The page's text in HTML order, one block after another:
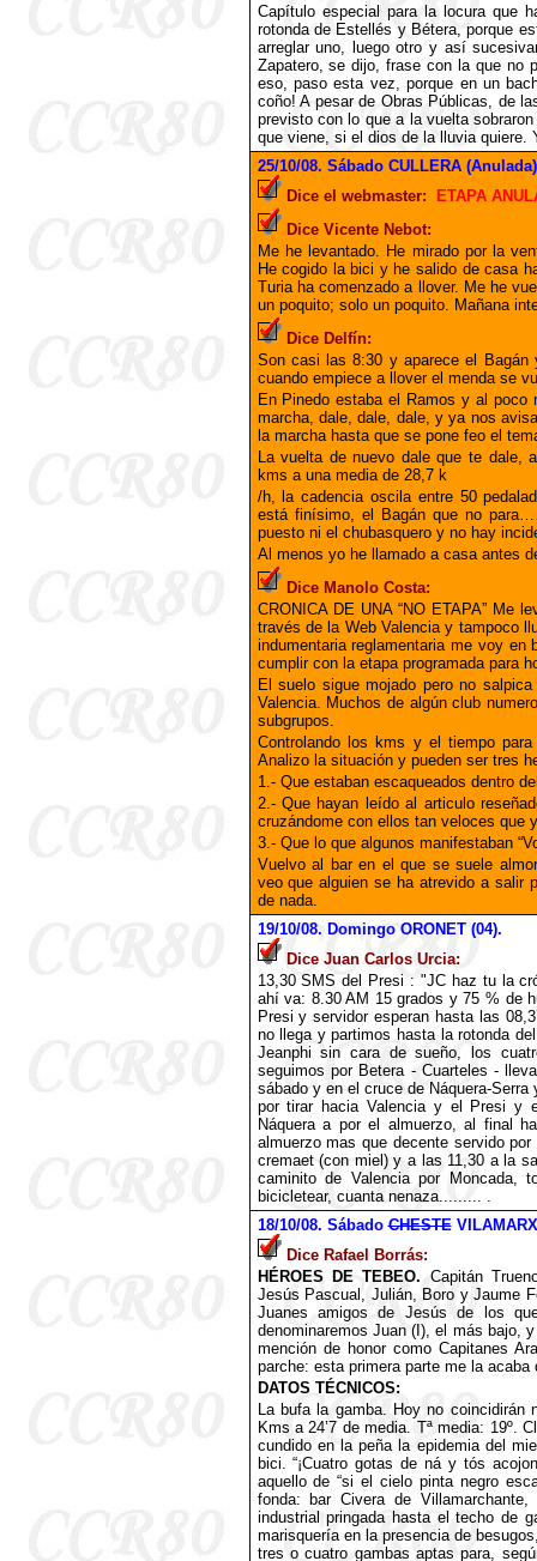
Capítulo especial para la locura que
rotonda de Estellés y Bétera, porque
arreglar uno, luego otro y así
Zapatero, se dijo, frase con la que no
eso, paso esta vez, porque en un
coño! A pesar de Obras Públicas, de
previsto con lo que a la vuelta
que viene, si el dios de la lluvia quiere.
25/10/08. Sábado CULLERA
Dice el webmaster:
ETAPA
Dice Vicente Nebot:
Me he levantado. He mirado por la
He cogido la bici y he salido de casa
Turia ha comenzado a llover. Me he
un poquito; solo un poquito. Mañana
Dice Delfín:
Son casi las 8:30 y aparece el
cuando empiece a llover el menda se
En Pinedo estaba el Ramos y al poco
marcha, dale, dale, dale, y ya nos
la marcha hasta que se pone feo el
La vuelta de nuevo dale que te dale,
kms a una media de 28,7 k
/h, la cadencia oscila entre 50
está finísimo, el Bagán que no
puesto ni el chubasquero y no hay
Al menos yo he llamado a casa antes
Dice Manolo Costa:
CRONICA DE UNA “NO ETAPA” Me
través de la Web Valencia y tampoco
indumentaria reglamentaria me voy
cumplir con la etapa programada para
El suelo sigue mojado pero no
Valencia. Muchos de algún club
subgrupos.
Controlando los kms y el tiempo
Analizo la situación y pueden ser tres
1.- Que estaban escaqueados dentro
2.- Que hayan leído al articulo
cruzándome con ellos tan veloces que
3.- Que lo que algunos manifestaban
Vuelvo al bar en el que se suele
veo que alguien se ha atrevido a salir
de nada.
19/10/08. Domingo ORONET (04).
Dice Juan Carlos Urcia:
13,30 SMS del Presi : "JC haz tu la
ahí va: 8.30 AM 15 grados y 75 % de
Presi y servidor esperan hasta las
no llega y partimos hasta la rotonda
Jeanphi sin cara de sueño, los
seguimos por Betera - Cuarteles -
sábado y en el cruce de Náquera-
por tirar hacia Valencia y el Presi y
Náquera a por el almuerzo, al final
almuerzo mas que decente servido
cremaet (con miel) y a las 11,30 a la
caminito de Valencia por Moncada,
bicicletear, cuanta nenaza......... .
18/10/08. SábadoCHESTE
Dice Rafael Borrás:
HÉROES DE TEBEO. Capitán
Jesús Pascual, Julián, Boro y Jaume
Juanes amigos de Jesús de los
denominaremos Juan (I), el más bajo,
mención de honor como Capitanes
parche: esta primera parte me la
DATOS TÉCNICOS:
La bufa la gamba. Hoy no
Kms a 24’7 de media. Tª media: 19º.
cundido en la peña la epidemia del
bici. “¡Cuatro gotas de ná y tós
aquello de “si el cielo pinta negro
fonda: bar Civera de
industrial pringada hasta el techo de
marisquería en la presencia de
tres o cuatro gambas aptas para,